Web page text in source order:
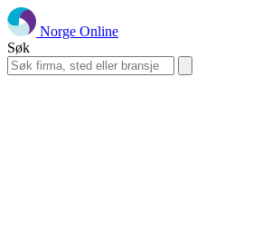
Norge Online
Søk